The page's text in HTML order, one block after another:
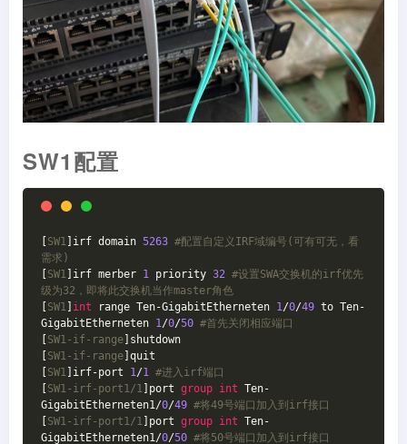
SW1配置
[SW1 ]irf domain 5263 #配置自定义IRF域编号(可有可无，看
需求)
[SW1 ]irf merber 1 priority 32 #设置SWA交换机的irf优先
级为32，即将此交换机当作master角色
[SW1 ] int range Ten-GigabitEtherneten 1 /0/49 to Ten-
GigabitEtherneten 1 /0/50 #首先关闭相应端口
[SW1-if-range]shutdown
[SW1-if-range]quit
[SW1 ]irf-port 1 /1
#进入irf端口
[SW1-irf-port1/1 ]port group int Ten-
GigabitEtherneten1/0/49 #将49号端口加入到irf接口
[SW1-irf-port1/1 ]port group int Ten-
GigabitEtherneten1/0/50 #将50号端口加入到irf接口